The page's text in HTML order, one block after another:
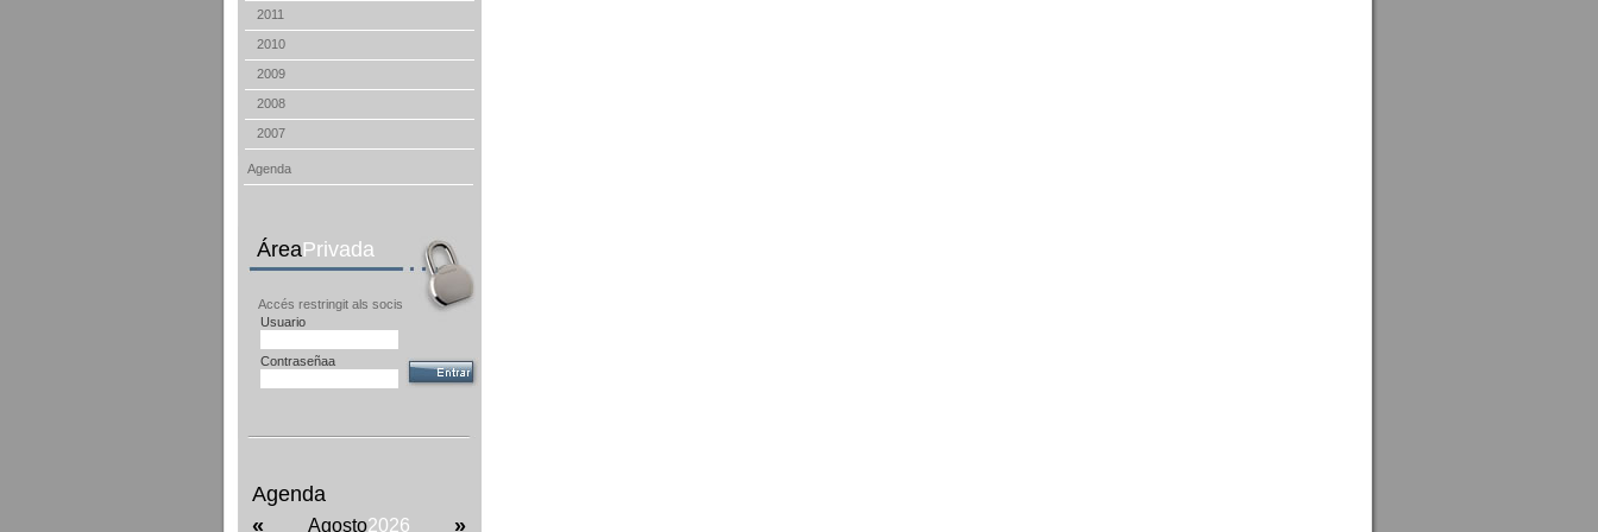
2011
2010
2009
2008
2007
Agenda
ÁreaPrivada
Accés restringit als socis
Usuario
Contraseñaa
Agenda
«
Agosto2026 »